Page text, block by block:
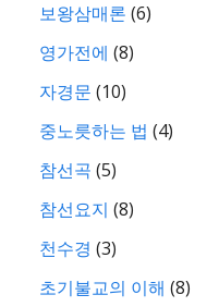
보왕삼매론 (6)
영가전에 (8)
자경문 (10)
중노릇하는 법 (4)
참선곡 (5)
참선요지 (8)
천수경 (3)
초기불교의 이해 (8)